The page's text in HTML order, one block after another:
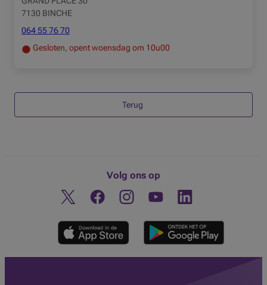
7130 BINCHE
064 55 76 70
Gesloten, opent woensdag om 10u00
Terug
Volg ons op
Twitter FacebookInstagramOntdek ons YouTube-kanaal
Linkedin